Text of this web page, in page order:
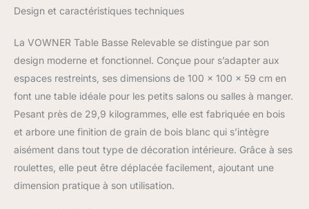
vous permet, à vous et à
table séparément sans
interruption. Le plateau
entièrement déployé
permet à 8 personnes de
dîner librement. Lorsque
le plateau relevable est
fermé, la table basse
peut être utilisée pour
ranger des objets divers.
[STRUCTURE DURABLE]
: Mécanisme de support
Design et caractéristiques techniques
La VOWNER Table Basse Relevable se distingue par son
design moderne et fonctionnel. Conçue pour s’adapter aux
espaces restreints, ses dimensions de 100 x 100 x 59 cm en
font une table idéale pour les petits salons ou salles à manger.
Pesant près de 29,9 kilogrammes, elle est fabriquée en bois
et arbore une finition de grain de bois blanc qui s’intègre
aisément dans tout type de décoration intérieure. Grâce à ses
roulettes, elle peut être déplacée facilement, ajoutant une
dimension pratique à son utilisation.